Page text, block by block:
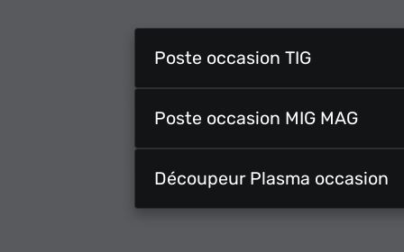
Poste occasion TIG
Poste occasion MIG MAG
Découpeur Plasma occasion